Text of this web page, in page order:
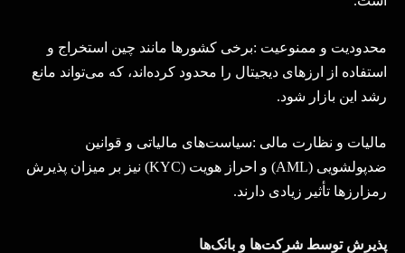
محدودیت و ممنوعیت :برخی کشورها مانند چین استخراج و
استفاده از ارزهای دیجیتال را محدود کرده‌اند، که می‌تواند مانع
رشد این بازار شود.
مالیات و نظارت مالی :سیاست‌های مالیاتی و قوانین
ضدپولشویی (AML) و احراز هویت (KYC) نیز بر میزان پذیرش
رمزارزها تأثیر زیادی دارند.
پذیرش توسط شرکت‌ها و بانک‌ها